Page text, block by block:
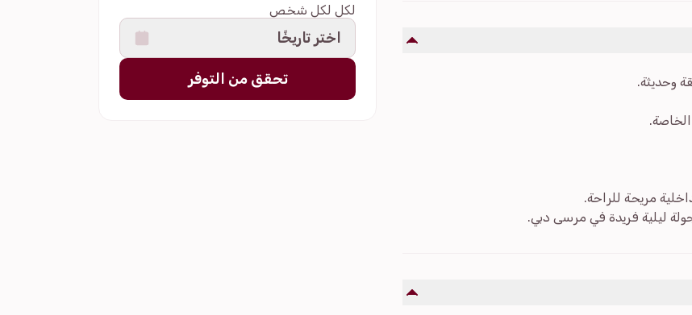
لكل لكل شخص
اختر تاريخًا
تحقق من التوفر
وحديثة.
الخاصة.
مريحة للراحة.
جولة ليلية فريدة في مرسى دبي.